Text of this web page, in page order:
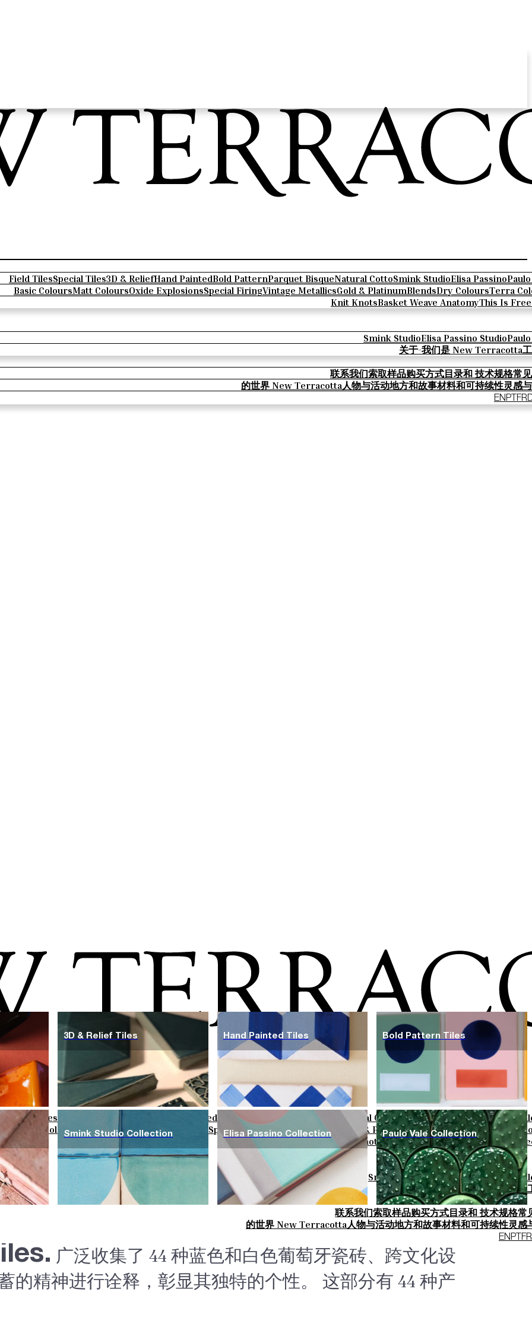
Field TilesSpecial Tiles3D & ReliefHand PaintedBold PatternParquet BisqueNatural CottoSmink StudioElisa Passino
Basic ColoursMatt ColoursOxide ExplosionsSpecial FiringVintage MetallicsGold & PlatinumBlendsDry ColoursTerra
Knit KnotsBasket Weave AnatomyThis Is
Smink StudioElisa Passino Studio
关于-我们是 New Terracotta
联系我们索取样品购买方式目录和 技术规格常
的世界 New Terracotta人物与活动地方和故事材料和可持续性灵感
EN PT FR
Field Tiles 3D & Relief Hand Painted Bold Pattern Parquet Bisque Natural CottoSmink StudioElisa Passino
Basic ColoursMatt ColoursOxide Explosions Special FiringVintage Metallics Gold & PlatinumBlendsDry ColoursTerra
Knit KnotsBasket Weave AnatomyThis Is
Smink StudioElisa Passino Studio
关于-我们是 New Terracotta
联系我们索取样品购买方式目录和 技术规格常
的世界 New Terracotta人物与活动地方和故事材料和可持续性灵感
EN PT FR
3D & Relief Tiles Hand Painted Tiles Bold Pattern Tiles
Smink Studio Collection Elisa Passino Collection Paulo Vale Collection
广泛收集了 44 种蓝色和白色葡萄牙瓷砖、跨文化设
的精神进行诠释，彰显其独特的个性。 这部分有 44 种产